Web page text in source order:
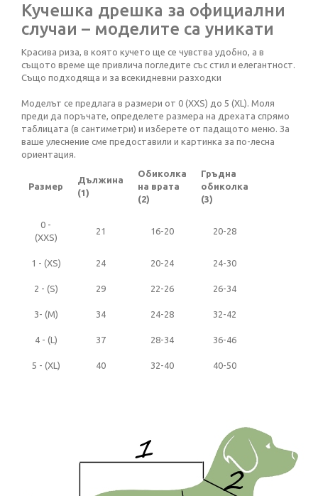
Кучешка дрешка за официални
случаи – моделите са уникати
Красива риза, в която кучето ще се чувства удобно, а в
същото време ще привлича погледите със стил и елегантност.
Също подходяща и за всекидневни разходки
Моделът се предлага в размери от 0 (XXS) до 5 (XL). Моля
преди да поръчате, определете размера на дрехата спрямо
таблицата (в сантиметри) и изберете от падащото меню. За
ваше улеснение сме предоставили и картинка за по-лесна
ориентация.
Размер
Дължина
(1)
Обиколка
на врата
(2)
Гръдна
обиколка
(3)
0 -
(XXS)
21 16-20 20-28
1 - (XS) 24 20-24 24-30
2 - (S) 29 22-26 26-34
3- (M) 34 24-28 32-42
4 - (L) 37 28-34 36-46
5 - (XL) 40 32-40 40-50